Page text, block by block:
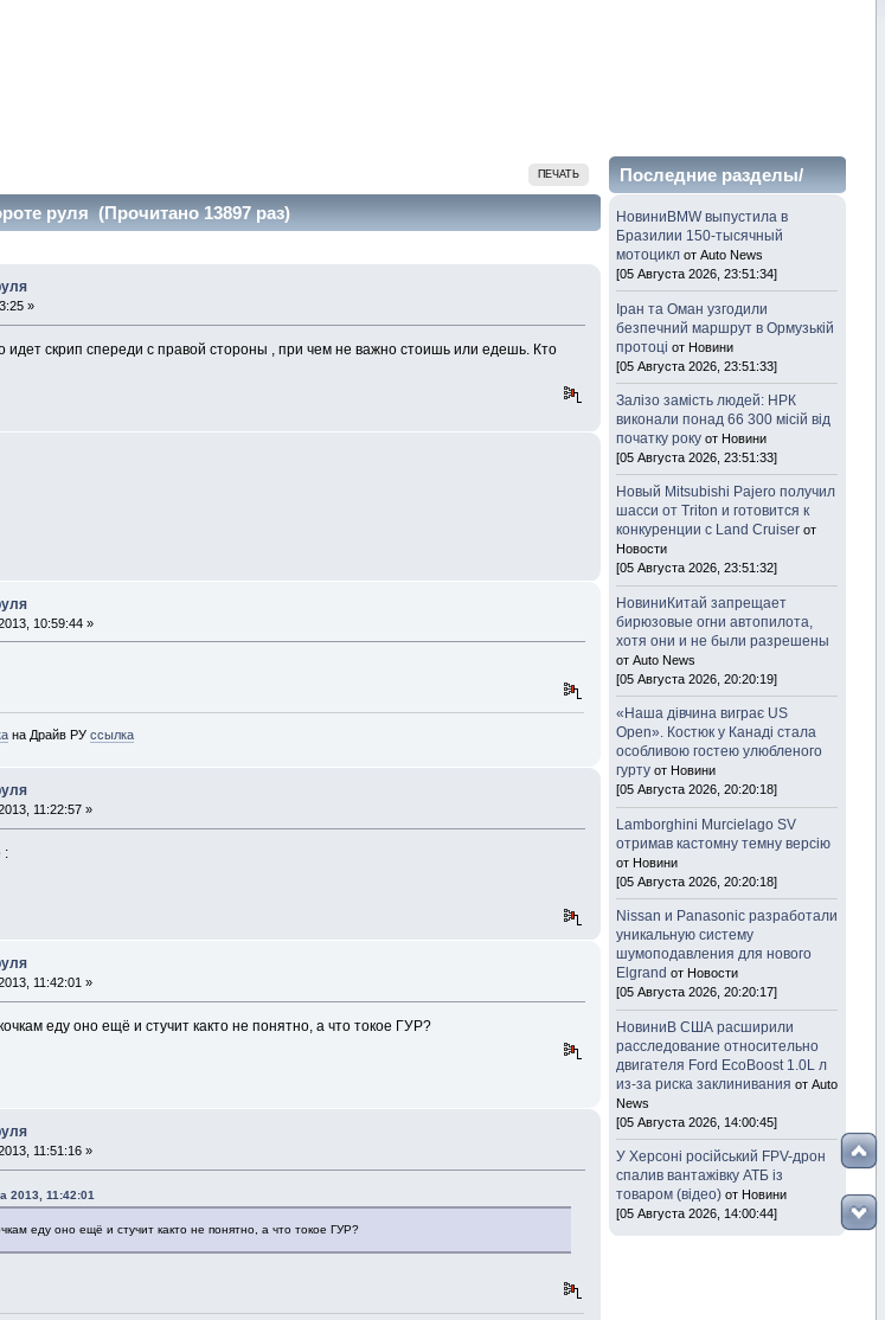
ПЕЧАТЬ
руля (Прочитано 13897 раз)
»
идет скрип спереди с правой стороны , при чем не важно стоишь или едешь. Кто
10:59:44 »
на Драйв РУссылка
11:22:57 »
:
11:42:01 »
еду оно ещё и стучит както не понятно, а что токое ГУР?
11:51:16 »
2013, 11:42:01
еду оно ещё и стучит както не понятно, а что токое ГУР?
Последние разделы/
темы
НовиниBMW выпустила в
Бразилии 150-тысячный
мотоцикл от Auto News
[05 Августа 2026, 23:51:34]
Іран та Оман узгодили
безпечний маршрут в Ормузькій
протоці от Новини
[05 Августа 2026, 23:51:33]
Залізо замість людей: НРК
виконали понад 66 300 місій від
початку року от Новини
[05 Августа 2026, 23:51:33]
Новый Mitsubishi Pajero получил
шасси от Triton и готовится к
конкуренции с Land Cruiser от
Новости
[05 Августа 2026, 23:51:32]
НовиниКитай запрещает
бирюзовые огни автопилота,
хотя они и не были разрешены
от Auto News
[05 Августа 2026, 20:20:19]
«Наша дівчина виграє US
Open». Костюк у Канаді стала
особливою гостею улюбленого
гурту от Новини
[05 Августа 2026, 20:20:18]
Lamborghini Murcielago SV
отримав кастомну темну версію
от Новини
[05 Августа 2026, 20:20:18]
Nissan и Panasonic разработали
уникальную систему
шумоподавления для нового
Elgrand от Новости
[05 Августа 2026, 20:20:17]
НовиниВ США расширили
расследование относительно
двигателя Ford EcoBoost 1.0L л
из-за риска заклинивания от Auto
News
[05 Августа 2026, 14:00:45]
У Херсоні російський FPV-дрон
спалив вантажівку АТБ із
товаром (відео) от Новини
[05 Августа 2026, 14:00:44]